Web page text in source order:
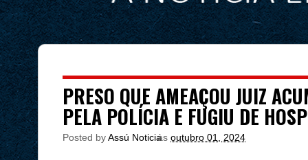
PRESO QUE AMEAÇOU JUIZ
PELA POLÍCIA E FUGIU DE
Posted byAssú Noticia
às outubro 01, 2024